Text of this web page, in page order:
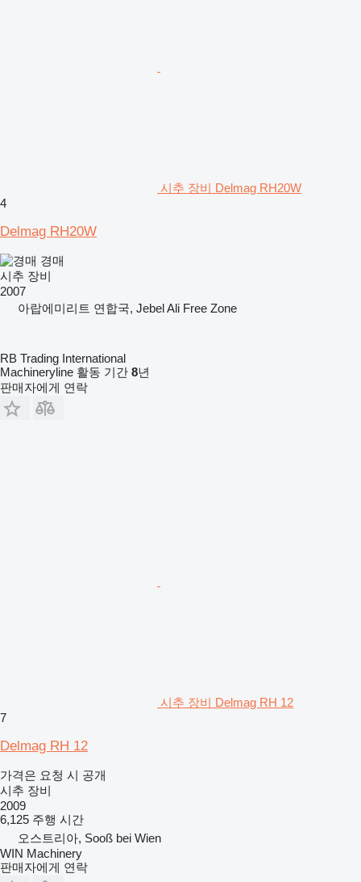
시추 장비 Delmag RH20W
4
Delmag RH20W
경매
시추 장비
2007
아랍에미리트 연합국, Jebel Ali Free Zone
RB Trading International
Machineryline 활동 기간 8년
판매자에게 연락
시추 장비 Delmag RH 12
7
Delmag RH 12
가격은 요청 시 공개
시추 장비
2009
6,125 주행 시간
오스트리아, Sooß bei Wien
WIN Machinery
판매자에게 연락